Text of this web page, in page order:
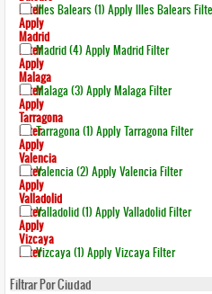
FilterIlles Balears (1) Apply Illes Balears
Apply
Madrid
FilterMadrid (4) Apply Madrid Filter
Apply
Malaga
FilterMalaga (3) Apply Malaga Filter
Apply
Tarragona
FilterTarragona (1) Apply Tarragona Filter
Apply
Valencia
FilterValencia (2) Apply Valencia Filter
Apply
Valladolid
FilterValladolid (1) Apply Valladolid Filter
Apply
Vizcaya
FilterVizcaya (1) Apply Vizcaya Filter
Filtrar Por Ciudad